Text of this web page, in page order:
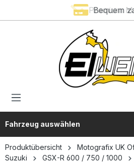
Premium
Bequem
Fahrzeug auswählen
Produktübersicht Motografix UK
Suzuki
GSX-R 600 / 750 / 1000